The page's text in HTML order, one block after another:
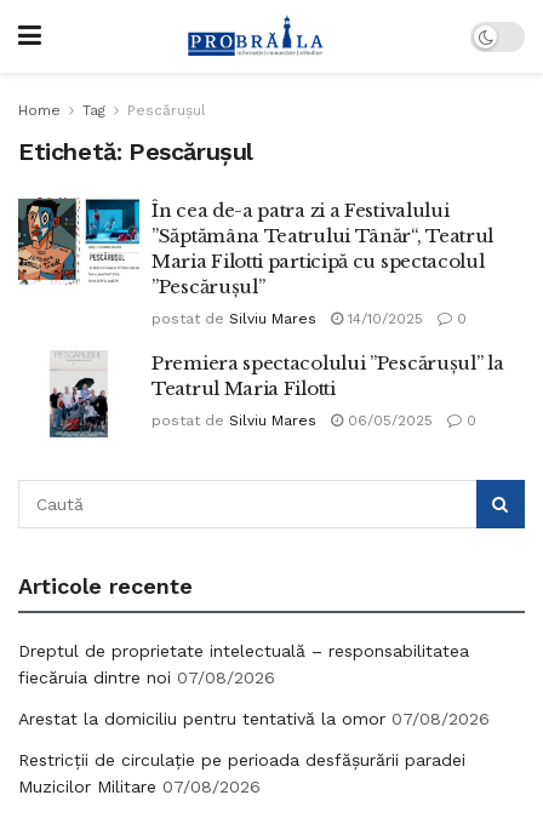
Home Tag Pescărușul
Etichetă: Pescărușul
În cea de-a patra zi a Festivalului
”Săptămâna Teatrului Tânăr“, Teatrul
Maria Filotti participă cu spectacolul
”Pescărușul”
postat de Silviu Mares 14/10/2025 0
Premiera spectacolului ”Pescărușul” la
Teatrul Maria Filotti
postat de Silviu Mares 06/05/2025 0
Articole recente
Dreptul de proprietate intelectuală – responsabilitatea
fiecăruia dintre noi 07/08/2026
Arestat la domiciliu pentru tentativă la omor 07/08/2026
Restricții de circulație pe perioada desfășurării paradei
Muzicilor Militare 07/08/2026